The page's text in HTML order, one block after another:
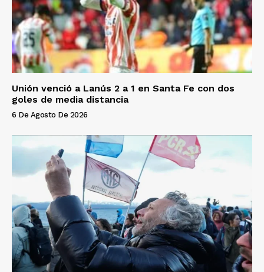
Unión venció a Lanús 2 a 1 en Santa Fe con dos
goles de media distancia
6 De Agosto De 2026